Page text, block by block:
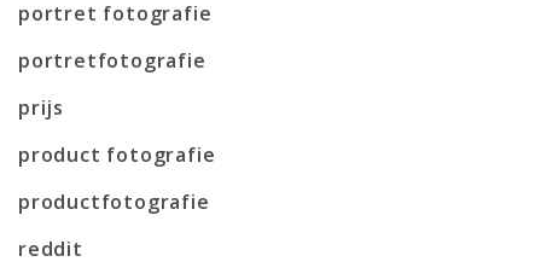
portret fotografie
portretfotografie
prijs
product fotografie
productfotografie
reddit